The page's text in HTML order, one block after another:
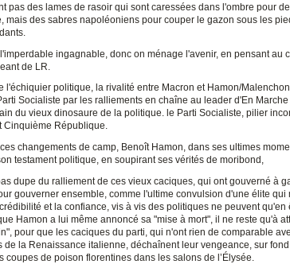
pas des lames de rasoir qui sont caressées dans l'ombre pour
mais des sabres napoléoniens pour couper le gazon sous les
ingagnable, donc on ménage l'avenir, en pensant au
de LR.
l'échiquier politique, la rivalité entre Macron et Hamon/
Socialiste par les ralliements en chaîne au leader d'En
du vieux dinosaure de la politique. le Parti Socialiste, pilier
Cinquième République.
changements de camp, Benoît Hamon, dans ses ultimes
testament politique, en soupirant ses vérités de moribond,
dupe du ralliement de ces vieux caciques, qui ont gouverné à
gouverner ensemble, comme l'ultime convulsion d'une élite qui
et la confiance, vis à vis des politiques ne peuvent qu'en
Hamon a lui même annoncé sa "mise à mort", il ne reste qu'à
pour que les caciques du parti, qui n'ont rien de comparable
de la Renaissance italienne, déchaînent leur vengeance, sur
coupes de poison florentines dans les salons de l’Élysée.